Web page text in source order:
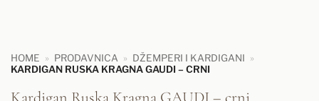
HOME » PRODAVNICA » DŽEMPERI I KARDIGANI »
KARDIGAN RUSKA KRAGNA GAUDI – CRNI